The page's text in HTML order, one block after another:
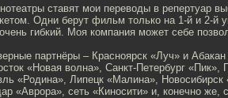
ставят мои переводы в репертуар
Одни берут фильм только на 1-й и 2-й
гибкий. Моя компания может себе
партнёры – Красноярск «Луч» и
«Новая волна», Санкт-Петербург
«Родина», Липецк «Малина», Новосибирск
«Аврора», сеть «Киносити» и, конечно